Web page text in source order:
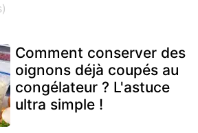
Comment conserver des
oignons déjà coupés au
congélateur ? L'astuce
ultra simple !